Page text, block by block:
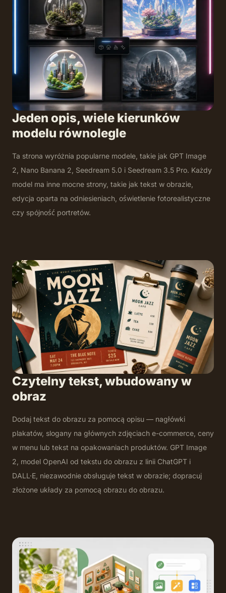
Jeden opis, wiele kierunków
modelu równolegle
Ta strona wyróżnia popularne modele, takie jak GPT Image
2, Nano Banana 2, Seedream 5.0 i Seedream 3.5 Pro. Każdy
model ma inne mocne strony, takie jak tekst w obrazie,
edycja oparta na odniesieniach, oświetlenie fotorealistyczne
czy spójność portretów.
Czytelny tekst, wbudowany w
obraz
Dodaj tekst do obrazu za pomocą opisu — nagłówki
plakatów, slogany na głównych zdjęciach e-commerce, ceny
w menu lub tekst na opakowaniach produktów. GPT Image
2, model OpenAI od tekstu do obrazu z linii ChatGPT i
DALL·E, niezawodnie obsługuje tekst w obrazie; dopracuj
złożone układy za pomocą obrazu do obrazu.